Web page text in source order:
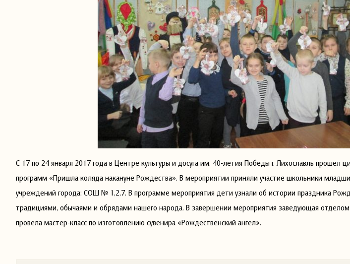
С 17 по 24 января 2017 года в Центре культуры и досуга им. 40-летия Победы г. Лихославль прошел
программ «Пришла коляда накануне Рождества». В мероприятии приняли участие школьники
учреждений города: СОШ № 1,2,7. В программе мероприятия дети узнали об истории праздника
традициями, обычаями и обрядами нашего народа. В завершении мероприятия заведующая
провела мастер-класс по изготовлению сувенира «Рождественский ангел».